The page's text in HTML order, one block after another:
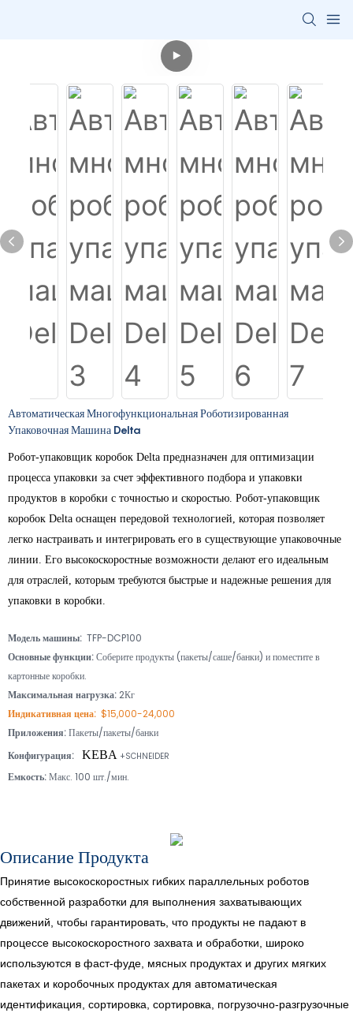
Автоматическая Многофункциональная Роботизированная
Упаковочная Машина Delta
Робот-упаковщик коробок Delta предназначен для оптимизации
процесса упаковки за счет эффективного подбора и упаковки
продуктов в коробки с точностью и скоростью. Робот-упаковщик
коробок Delta оснащен передовой технологией, которая позволяет
легко настраивать и интегрировать его в существующие упаковочные
линии. Его высокоскоростные возможности делают его идеальным
для отраслей, которым требуются быстрые и надежные решения для
упаковки в коробки.
Модель машины: TFP-DCP100
Основные функции:Соберите продукты (пакеты/саше/банки) и поместите в
картонные коробки.
Максимальная нагрузка: 2Кг
Индикативная цена: $15,000-24,000
Приложения:Пакеты/пакеты/банки
Конфигурация: KEBA +SCHNEIDER
Емкость:Макс. 100 шт./мин.
Описание Продукта
Принятие высокоскоростных гибких параллельных роботов
собственной разработки для выполнения захватывающих
движений, чтобы гарантировать, что продукты не падают в
процессе высокоскоростного захвата и обработки, широко
используются в фаст-фуде, мясных продуктах и ​​других мягких
пакетах и ​​коробочных продуктах для автоматическая
идентификация, сортировка, сортировка, погрузочно-разгрузочные